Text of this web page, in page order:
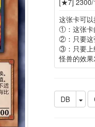
这张卡可
①：这张卡
②：只要这
③：只要上
怪兽的效果
DB